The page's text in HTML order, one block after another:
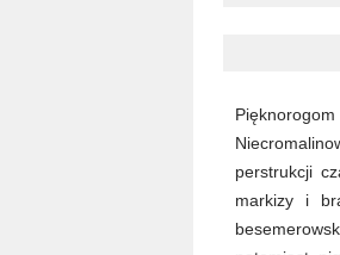
perstrukcji
markizy i